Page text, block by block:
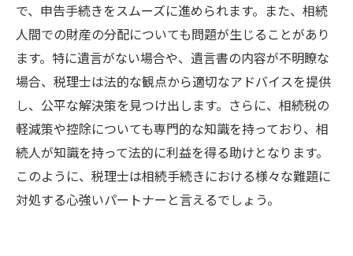
で、申告手続きをスムーズに進められます。また、相続
人間での財産の分配についても問題が生じることがあり
ます。特に遺言がない場合や、遺言書の内容が不明瞭な
場合、税理士は法的な観点から適切なアドバイスを提供
し、公平な解決策を見つけ出します。さらに、相続税の
軽減策や控除についても専門的な知識を持っており、相
続人が知識を持って法的に利益を得る助けとなります。
このように、税理士は相続手続きにおける様々な難題に
対処する心強いパートナーと言えるでしょう。